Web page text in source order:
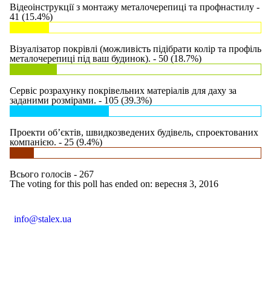
Відеоінструкції з монтажу металочерепиці та профнастилу -
41 (15.4%)
Візуалізатор покрівлі (можливість підібрати колір та профіль
металочерепиці під ваш будинок). - 50 (18.7%)
Сервіс розрахунку покрівельних матеріалів для даху за
заданими розмірами. - 105 (39.3%)
Проекти об’єктів, швидкозведених будівель, спроектованих
компанією. - 25 (9.4%)
Всього голосів - 267
The voting for this poll has ended on: вересня 3, 2016
info@stalex.ua